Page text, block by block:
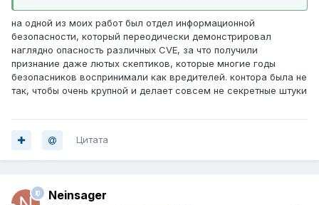
на одной из моих работ был отдел информационной
безопасности, который переодически демонстрировал
наглядно опасность различных CVE, за что получили
признание даже лютых скептиков, которые многие годы
безопасников воспринимали как вредителей. контора была не
так, чтобы очень крупной и делает совсем не секретные штуки
Цитата
Neinsager